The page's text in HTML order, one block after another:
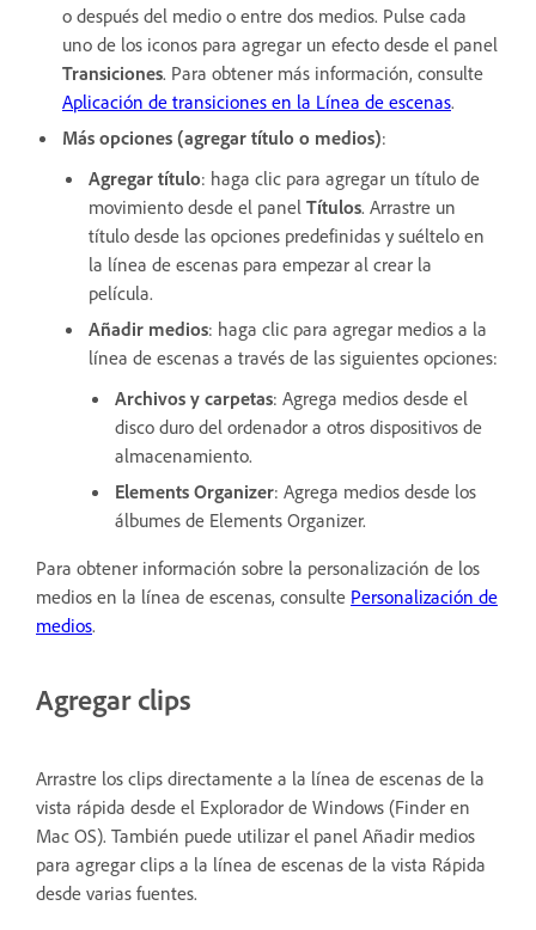
o después del medio o entre dos medios. Pulse cada
uno de los iconos para agregar un efecto desde el panel
Transiciones. Para obtener más información, consulte
Aplicación de transiciones en la Línea de escenas.
Más opciones (agregar título o medios):
Agregar título: haga clic para agregar un título de
movimiento desde el panel Títulos. Arrastre un
título desde las opciones predefinidas y suéltelo en
la línea de escenas para empezar al crear la
película.
Añadir medios: haga clic para agregar medios a la
línea de escenas a través de las siguientes opciones:
Archivos y carpetas: Agrega medios desde el
disco duro del ordenador a otros dispositivos de
almacenamiento.
Elements Organizer: Agrega medios desde los
álbumes de Elements Organizer.
Para obtener información sobre la personalización de los
medios en la línea de escenas, consulte Personalización de
medios.
Agregar clips
Arrastre los clips directamente a la línea de escenas de la
vista rápida desde el Explorador de Windows (Finder en
Mac OS). También puede utilizar el panel Añadir medios
para agregar clips a la línea de escenas de la vista Rápida
desde varias fuentes.